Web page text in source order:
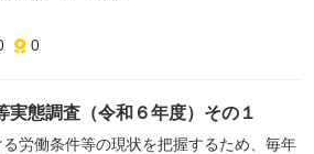
0
実態調査（令和６年度）その１
労働条件等の現状を把握するため、毎年